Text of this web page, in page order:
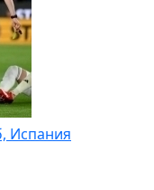
Испания